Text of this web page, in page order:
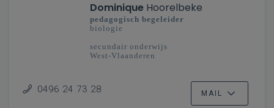
Dominique Hoorelbeke
pedagogisch begeleider
biologie
secundair onderwijs
West-Vlaanderen
0496 24 73 28 MAIL